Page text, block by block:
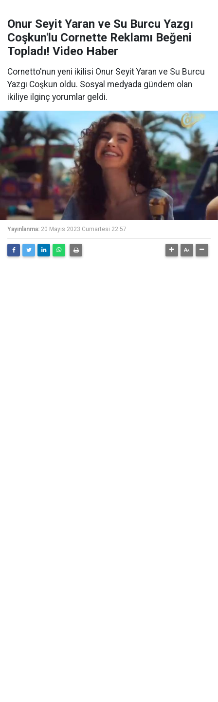
Onur Seyit Yaran ve Su Burcu Yazgı
Coşkun'lu Cornette Reklamı Beğeni
Topladı! Video Haber
Cornetto'nun yeni ikilisi Onur Seyit Yaran ve Su Burcu
Yazgı Coşkun oldu. Sosyal medyada gündem olan
ikiliye ilginç yorumlar geldi.
Yayınlanma: 20 Mayıs 2023 Cumartesi 22:57